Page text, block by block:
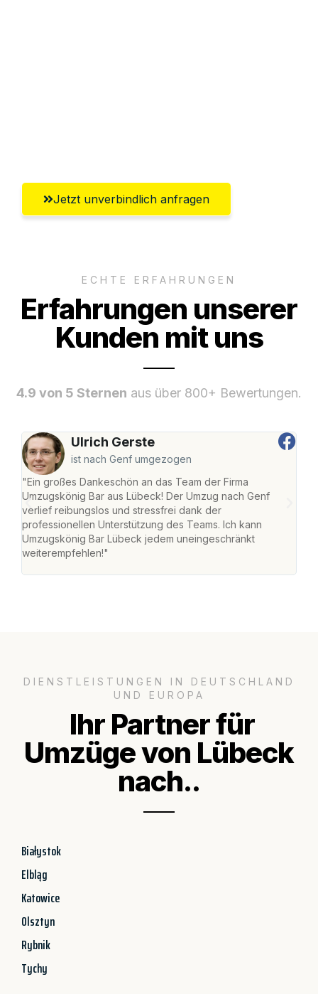
Jetzt unverbindlich anfragen
ECHTE ERFAHRUNGEN
Erfahrungen unserer
Kunden mit uns
4.9 von 5 Sternen aus über 800+ Bewertungen.
Ulrich Gerste
ist nach Genf umgezogen
"Ein großes Dankeschön an das Team der Firma
Umzugskönig Bar aus Lübeck! Der Umzug nach Genf
verlief reibungslos und stressfrei dank der
professionellen Unterstützung des Teams. Ich kann
Umzugskönig Bar Lübeck jedem uneingeschränkt
weiterempfehlen!"
DIENSTLEISTUNGEN IN DEUTSCHLAND
UND EUROPA
Ihr Partner für
Umzüge von Lübeck
nach..
Białystok
Elbląg
Katowice
Olsztyn
Rybnik
Tychy